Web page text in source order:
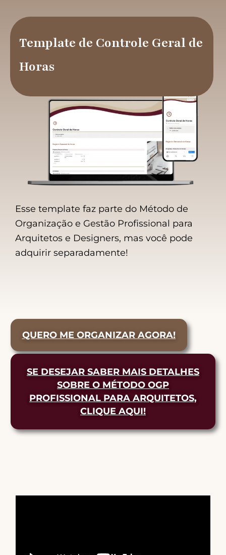
para
Template de Controle Geral de
Horas
Esse template faz parte do Método de
Organização e Gestão Profissional para
Arquitetos e Designers, mas você pode
adquirir separadamente!
QUERO ME ORGANIZAR AGORA!
SE DESEJAR SABER MAIS DETALHES
SOBRE O MÉTODO OGP
PROFISSIONAL PARA ARQUITETOS,
CLIQUE AQUI!